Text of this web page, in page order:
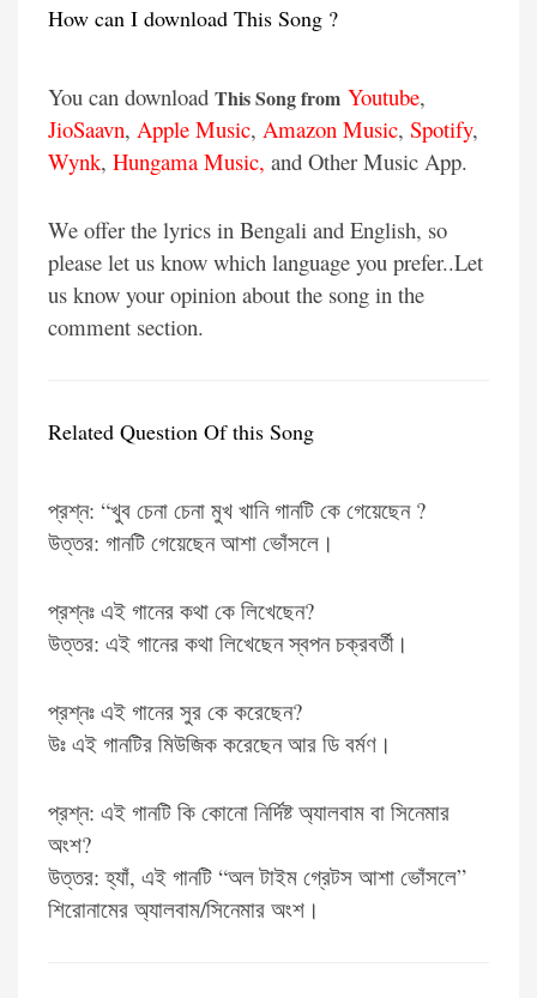
How can I download This Song ?
You can download This Song from Youtube,
JioSaavn, Apple Music, Amazon Music, Spotify,
Wynk, Hungama Music, and Other Music App.
We offer the lyrics in Bengali and English, so
please let us know which language you prefer..Let
us know your opinion about the song in the
comment section.
Related Question Of this Song
প্রশ্ন: “খুব চেনা চেনা মুখ খানি গানটি কে গেয়েছেন ?
উত্তর: গানটি গেয়েছেন আশা ভোঁসলে।
প্রশ্নঃ এই গানের কথা কে লিখেছেন?
উত্তর: এই গানের কথা লিখেছেন স্বপন চক্রবর্তী।
প্রশ্নঃ এই গানের সুর কে করেছেন?
উঃ এই গানটির মিউজিক করেছেন আর ডি বর্মণ।
প্রশ্ন: এই গানটি কি কোনো নির্দিষ্ট অ্যালবাম বা সিনেমার
অংশ?
উত্তর: হ্যাঁ, এই গানটি “অল টাইম গ্রেটস আশা ভোঁসলে”
শিরোনামের অ্যালবাম/সিনেমার অংশ।